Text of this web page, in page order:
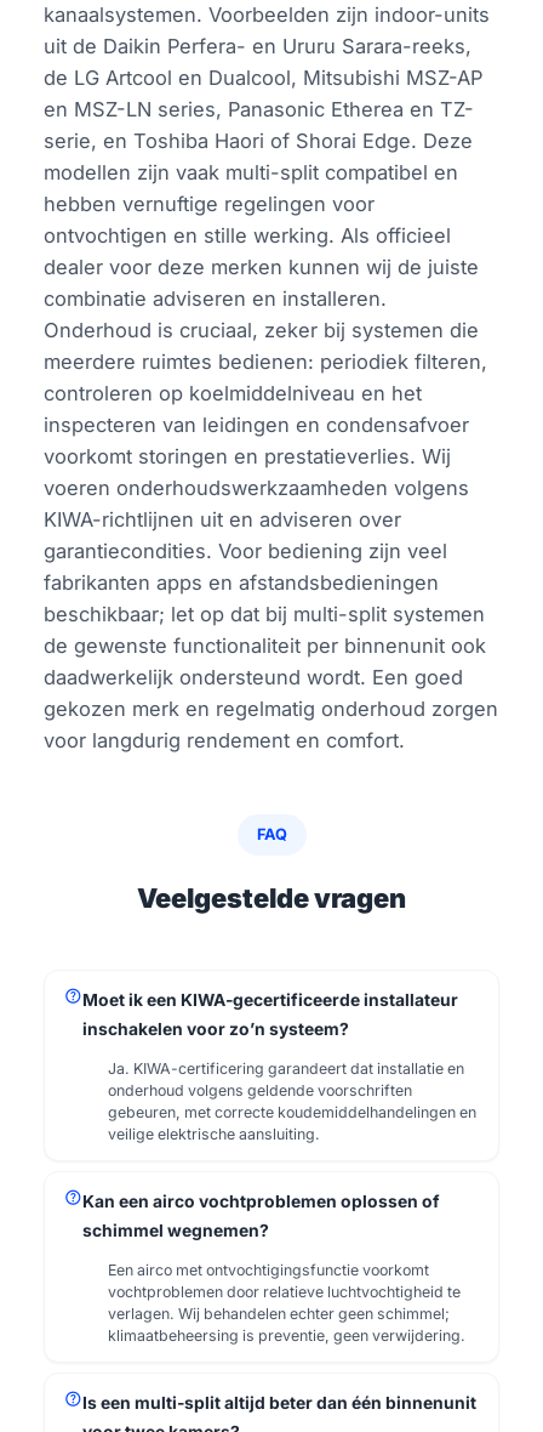
kanaalsystemen. Voorbeelden zijn indoor-units
uit de Daikin Perfera- en Ururu Sarara-reeks,
de LG Artcool en Dualcool, Mitsubishi MSZ-AP
en MSZ-LN series, Panasonic Etherea en TZ-
serie, en Toshiba Haori of Shorai Edge. Deze
modellen zijn vaak multi-split compatibel en
hebben vernuftige regelingen voor
ontvochtigen en stille werking. Als officieel
dealer voor deze merken kunnen wij de juiste
combinatie adviseren en installeren.
Onderhoud is cruciaal, zeker bij systemen die
meerdere ruimtes bedienen: periodiek filteren,
controleren op koelmiddelniveau en het
inspecteren van leidingen en condensafvoer
voorkomt storingen en prestatieverlies. Wij
voeren onderhoudswerkzaamheden volgens
KIWA-richtlijnen uit en adviseren over
garantiecondities. Voor bediening zijn veel
fabrikanten apps en afstandsbedieningen
beschikbaar; let op dat bij multi-split systemen
de gewenste functionaliteit per binnenunit ook
daadwerkelijk ondersteund wordt. Een goed
gekozen merk en regelmatig onderhoud zorgen
voor langdurig rendement en comfort.
FAQ
Veelgestelde vragen
helpMoet ik een KIWA-gecertificeerde installateur
inschakelen voor zo’n systeem?
Ja. KIWA-certificering garandeert dat installatie en
onderhoud volgens geldende voorschriften
gebeuren, met correcte koudemiddelhandelingen en
veilige elektrische aansluiting.
helpKan een airco vochtproblemen oplossen of
schimmel wegnemen?
Een airco met ontvochtigingsfunctie voorkomt
vochtproblemen door relatieve luchtvochtigheid te
verlagen. Wij behandelen echter geen schimmel;
klimaatbeheersing is preventie, geen verwijdering.
helpIs een multi-split altijd beter dan één binnenunit